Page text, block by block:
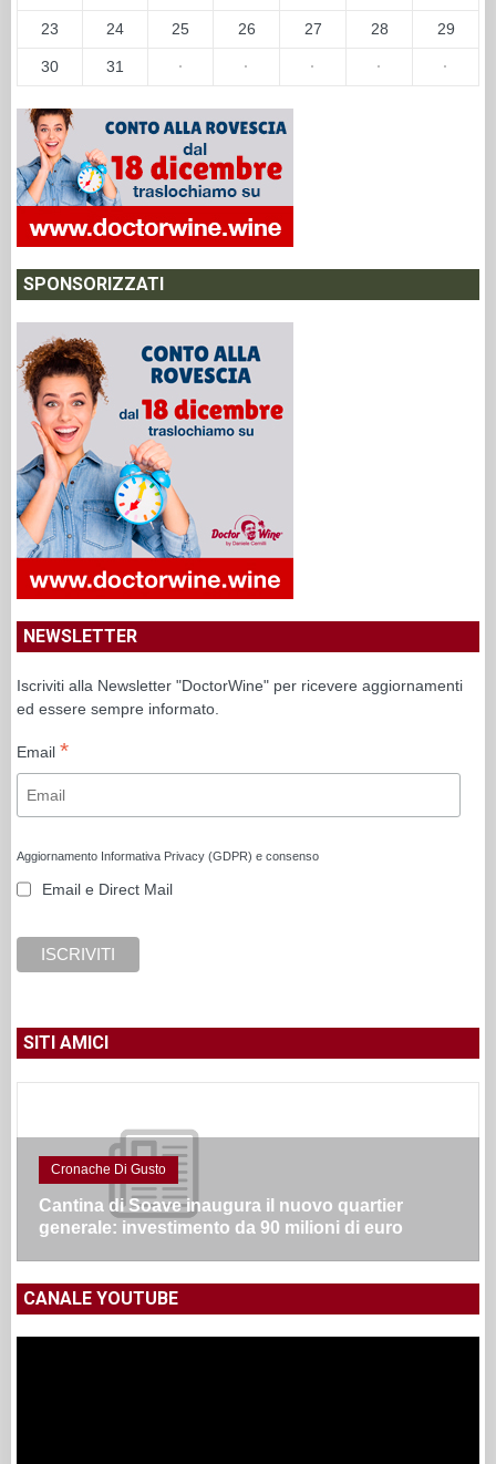
23 24 25 26 27 28 29
30 31 · · · · ·
SPONSORIZZATI
NEWSLETTER
Iscriviti alla Newsletter "DoctorWine" per ricevere aggiornamenti
ed essere sempre informato.
Email *
Aggiornamento Informativa Privacy (GDPR) e consenso
Email e Direct Mail
SITI AMICI
Cronache Di Gusto
Cantina di Soave inaugura il nuovo quartier
generale: investimento da 90 milioni di euro
CANALE YOUTUBE